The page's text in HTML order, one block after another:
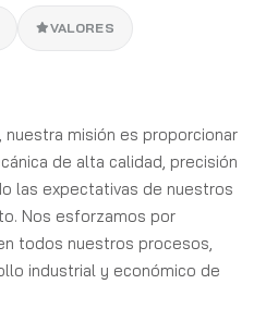
VALORES
nuestra misión es proporcionar
de alta calidad, precisión
las expectativas de nuestros
Nos esforzamos por
todos nuestros procesos,
industrial y económico de